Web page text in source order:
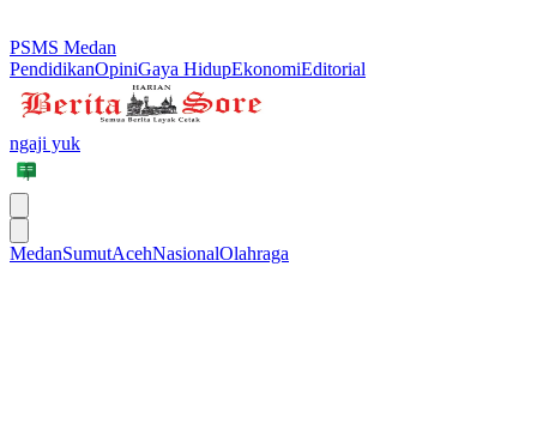
PSMS Medan
PendidikanOpiniGaya HidupEkonomiEditorial
ngaji yuk
MedanSumutAcehNasionalOlahraga